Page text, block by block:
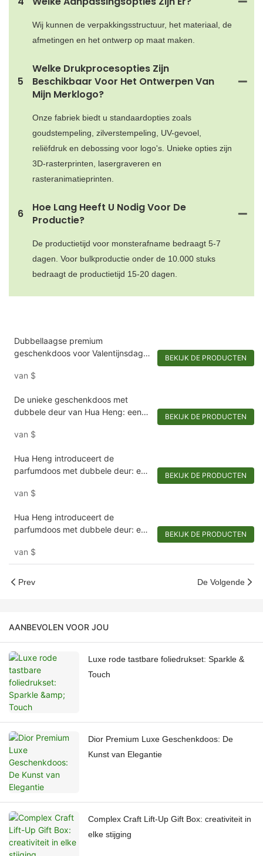
Wij kunnen de verpakkingsstructuur, het materiaal, de
afmetingen en het ontwerp op maat maken.
5
Welke Drukprocesopties Zijn
Beschikbaar Voor Het Ontwerpen Van
Mijn Merklogo?
Onze fabriek biedt u standaardopties zoals
goudstempeling, zilverstempeling, UV-gevoel,
reliëfdruk en debossing voor logo's. Unieke opties zijn
3D-rasterprinten, lasergraveren en
rasteranimatieprinten.
6
Hoe Lang Heeft U Nodig Voor De
Productie?
De productietijd voor monsterafname bedraagt ​​5-7
dagen. Voor bulkproductie onder de 10.000 stuks
bedraagt ​​de productietijd 15-20 dagen.
Dubbellaagse premium
geschenkdoos voor Valentijnsdag:
& Dual-Scenario-opslag
van $
BEKIJK DE PRODUCTEN
De unieke geschenkdoos met
dubbele deur van Hua Heng: een
gelegenheden
van $
BEKIJK DE PRODUCTEN
Hua Heng introduceert de
parfumdoos met dubbele deur: een
onthulling1721921395642194
van $
BEKIJK DE PRODUCTEN
Hua Heng introduceert de
parfumdoos met dubbele deur: een
onthulling1721920680296102
van $
BEKIJK DE PRODUCTEN
Prev De Volgende
AANBEVOLEN VOOR JOU
Luxe rode tastbare foliedrukset: Sparkle &
Touch
Dior Premium Luxe Geschenkdoos: De
Kunst van Elegantie
Complex Craft Lift-Up Gift Box: creativiteit in
elke stijging